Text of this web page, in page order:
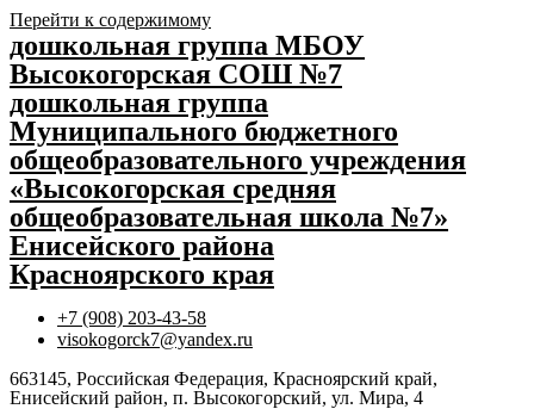
Перейти к содержимому
дошкольная группа МБОУ
Высокогорская СОШ №7
дошкольная группа
Муниципального бюджетного
общеобразовательного учреждения
«Высокогорская средняя
общеобразовательная школа №7»
Енисейского района
Красноярского края
+7 (908) 203-43-58
visokogorck7@yandex.ru
663145, Российская Федерация, Красноярский край,
Енисейский район, п. Высокогорский, ул. Мира, 4